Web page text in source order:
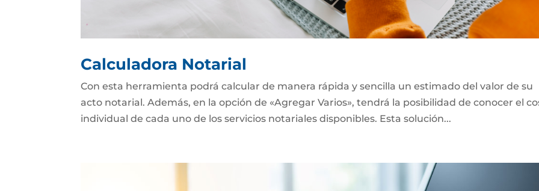
Calculadora Notarial
Con esta herramienta podrá calcular de manera rápida y sencilla un estimado del valor de su
acto notarial. Además, en la opción de «Agregar Varios», tendrá la posibilidad de conocer el
individual de cada uno de los servicios notariales disponibles. Esta solución...